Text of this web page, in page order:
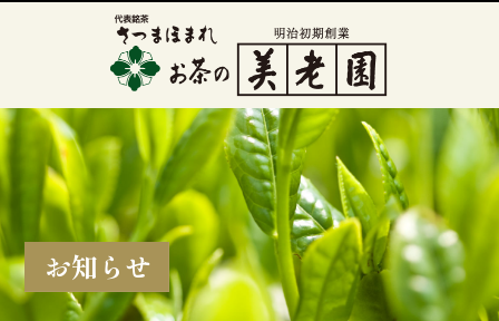
お知らせ